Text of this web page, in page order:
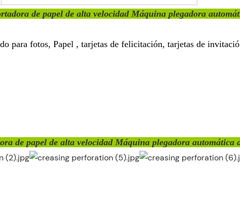
de papel de alta velocidad Máquina plegadora
para fotos, Papel , tarjetas de felicitación, tarjetas de
de papel de alta velocidad Máquina plegadora automática